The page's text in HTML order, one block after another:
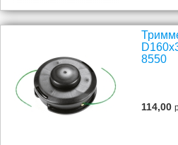
8550
114,00